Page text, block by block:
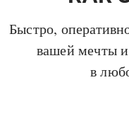
Быстро,
вашей мечты и
в